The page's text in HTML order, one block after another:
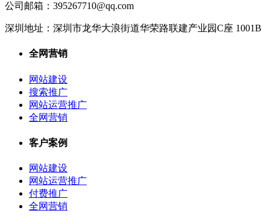
公司邮箱： 395267710@qq.com
深圳地址： 深圳市龙华大浪街道华荣路联建产业园C座 1001B
全网营销
网站建设
搜索推广
网站运营推广
全网营销
客户案例
网站建设
网站运营推广
付费推广
全网营销